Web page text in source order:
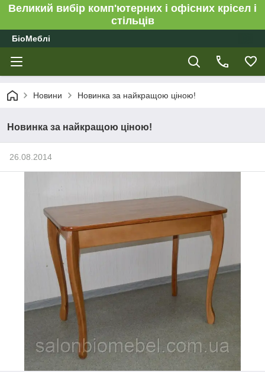
Великий вибір комп'ютерних і офісних крісел і
стільців
БіоМеблі
Новини Новинка за найкращою ціною!
Новинка за найкращою ціною!
26.08.2014